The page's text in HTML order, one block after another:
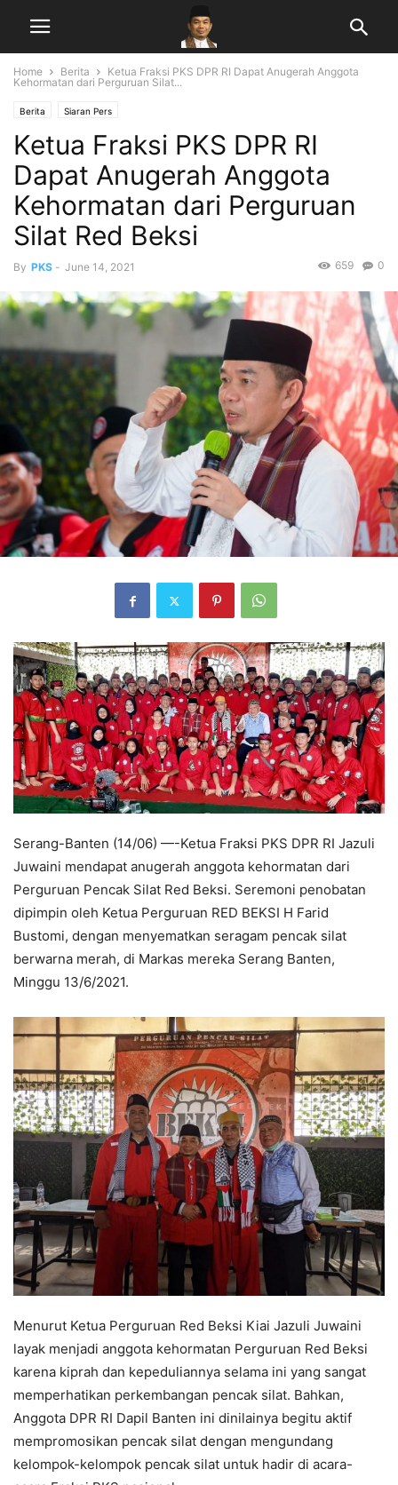
Home Berita
Ketua Fraksi PKS DPR RI Dapat Anugerah Anggota
Kehormatan dari Perguruan Silat...
Berita Siaran Pers
Ketua Fraksi PKS DPR RI
Dapat Anugerah Anggota
Kehormatan dari Perguruan
Silat Red Beksi
By PKS - June 14, 2021 0
659
Serang-Banten (14/06) —-Ketua Fraksi PKS DPR RI Jazuli
Juwaini mendapat anugerah anggota kehormatan dari
Perguruan Pencak Silat Red Beksi. Seremoni penobatan
dipimpin oleh Ketua Perguruan RED BEKSI H Farid
Bustomi, dengan menyematkan seragam pencak silat
berwarna merah, di Markas mereka Serang Banten,
Minggu 13/6/2021.
Menurut Ketua Perguruan Red Beksi Kiai Jazuli Juwaini
layak menjadi anggota kehormatan Perguruan Red Beksi
karena kiprah dan kepeduliannya selama ini yang sangat
memperhatikan perkembangan pencak silat. Bahkan,
Anggota DPR RI Dapil Banten ini dinilainya begitu aktif
mempromosikan pencak silat dengan mengundang
kelompok-kelompok pencak silat untuk hadir di acara-